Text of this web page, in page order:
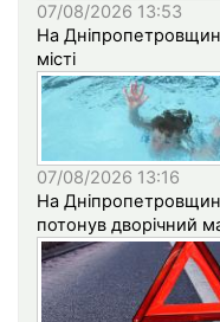
07/08/2026 13:53
На
місті
07/08/2026 13:16
На
потонув дворічний